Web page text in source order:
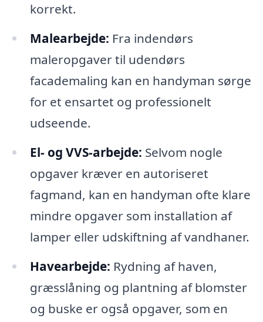
korrekt.
Malearbejde: Fra indendørs
maleropgaver til udendørs
facademaling kan en handyman sørge
for et ensartet og professionelt
udseende.
El- og VVS-arbejde: Selvom nogle
opgaver kræver en autoriseret
fagmand, kan en handyman ofte klare
mindre opgaver som installation af
lamper eller udskiftning af vandhaner.
Havearbejde: Rydning af haven,
græsslåning og plantning af blomster
og buske er også opgaver, som en